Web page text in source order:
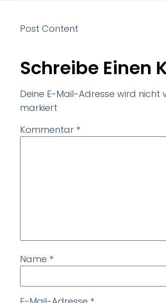
Post Content
Schreibe Einen
Deine E-Mail-Adresse wird nicht
markiert
Kommentar *
Name *